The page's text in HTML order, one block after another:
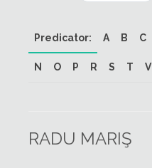
Predicator: A B C
N O P R S T V
RADU MARIŞ